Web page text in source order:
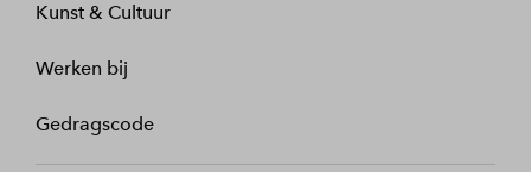
Kunst & Cultuur
Werken bij
Gedragscode